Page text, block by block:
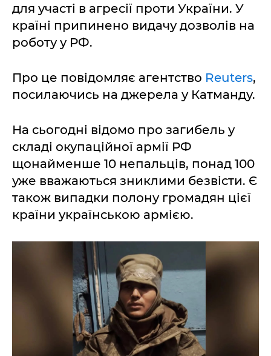
для участі в агресії проти України. У
країні припинено видачу дозволів на
роботу у РФ.
Про це повідомляє агентство Reuters,
посилаючись на джерела у Катманду.
На сьогодні відомо про загибель у
складі окупаційної армії РФ
щонайменше 10 непальців, понад 100
уже вважаються зниклими безвісти. Є
також випадки полону громадян цієї
країни українською армією.